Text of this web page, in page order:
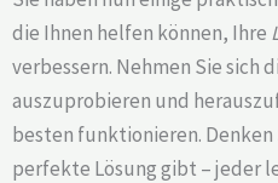
die Ihnen helfen können, Ihre
verbessern. Nehmen Sie sich
auszuprobieren und
besten funktionieren. Denken
perfekte Lösung gibt – jeder